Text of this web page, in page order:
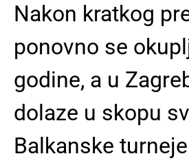
Nakon kratkog
ponovno se
godine, a u
dolaze u skopu
Balkanske